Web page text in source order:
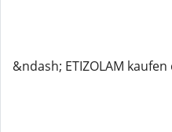
&ndash; ETIZOLAM